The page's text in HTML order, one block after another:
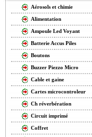
Aérosols et chimie
Alimentation
Ampoule Led Voyant
Batterie Accus Piles
Boutons
Buzzer Piezzo Micro
Cable et gaine
Cartes microcontroleur
Ch réverbération
Circuit imprimé
Coffret